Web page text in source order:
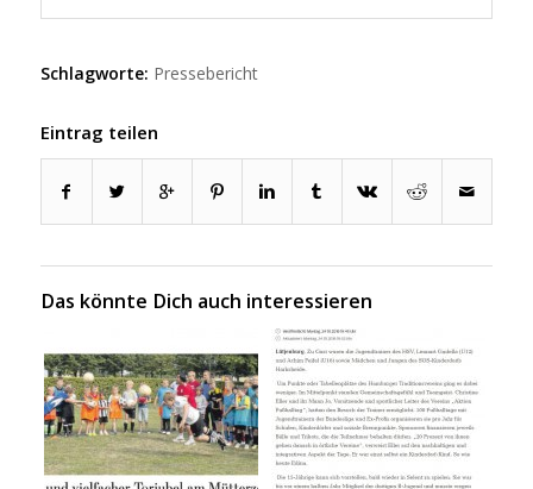
Schlagworte: Pressebericht
Eintrag teilen
Das könnte Dich auch interessieren